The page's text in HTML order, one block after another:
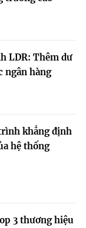
LDR: Thêm dư
ngân hàng
khẳng định
hệ thống
3 thương hiệu